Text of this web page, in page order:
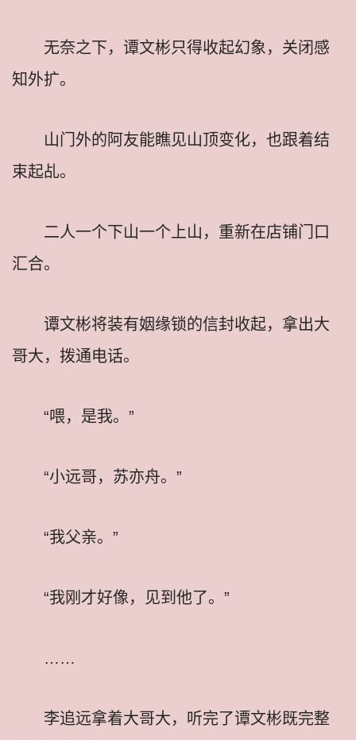
无奈之下，谭文彬只得收起幻象，关闭感
知外扩。
山门外的阿友能瞧见山顶变化，也跟着结
束起乩。
二人一个下山一个上山，重新在店铺门口
汇合。
谭文彬将装有姻缘锁的信封收起，拿出大
哥大，拨通电话。
“喂，是我。”
“小远哥，苏亦舟。”
“我父亲。”
“我刚才好像，见到他了。”
……
李追远拿着大哥大，听完了谭文彬既完整